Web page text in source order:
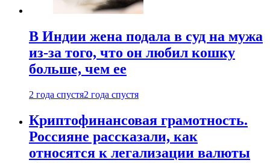
В Индии жена подала в суд на мужа
из-за того, что он любил кошку
больше, чем ее
2 года спустя2 года спустя
Криптофинансовая грамотность.
Россияне рассказали, как
относятся к легализации валюты